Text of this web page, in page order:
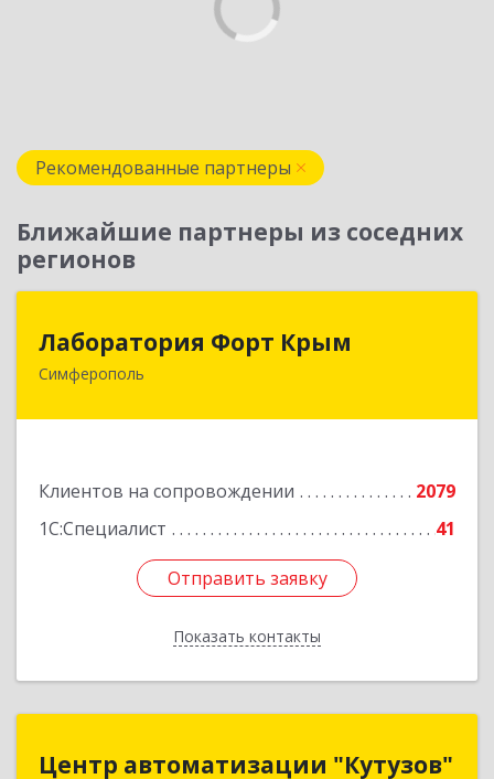
Рекомендованные партнеры
Ближайшие партнеры из соседних
регионов
Лаборатория Форт Крым
Симферополь
Клиентов на сопровождении
2079
1С:Специалист
41
Отправить заявку
Показать контакты
295034, Крым Респ, Симферополь г, Киевская
Отправить заявку
Назад
Центр автоматизации "Кутузов"